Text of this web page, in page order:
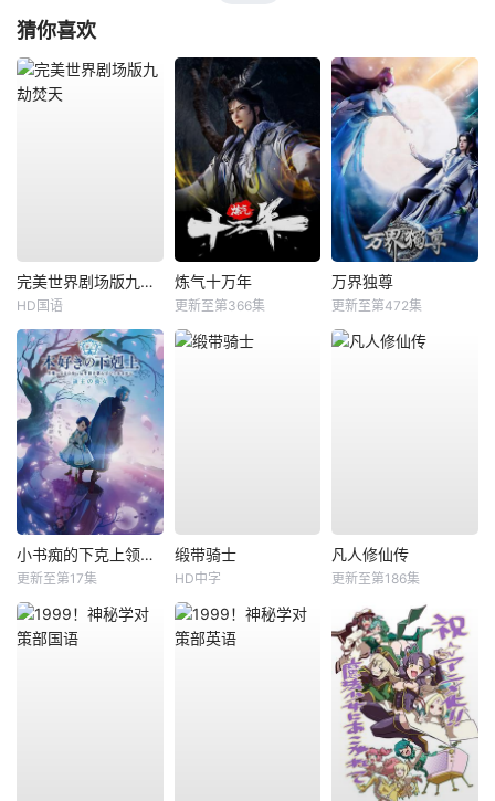
猜你喜欢
完美世界剧场版九劫焚天
HD国语
炼气十万年
更新至第366集
万界独尊
更新至第472集
小书痴的下克上领主的养女
更新至第17集
缎带骑士
HD中字
凡人修仙传
更新至第186集